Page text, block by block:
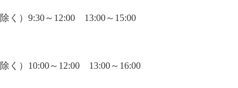
く）9:30～12:00 13:00～15:00
く）10:00～12:00 13:00～16:00